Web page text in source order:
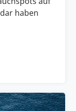
haben